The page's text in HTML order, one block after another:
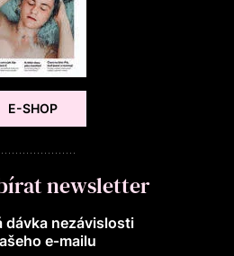
E-SHOP
newsletter
dávka nezávislosti
e‑mailu